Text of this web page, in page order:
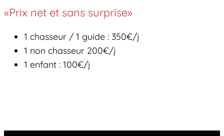
«Prix net et sans surprise»
1 chasseur / 1 guide : 350€/j
1 non chasseur 200€/j
1 enfant : 100€/j